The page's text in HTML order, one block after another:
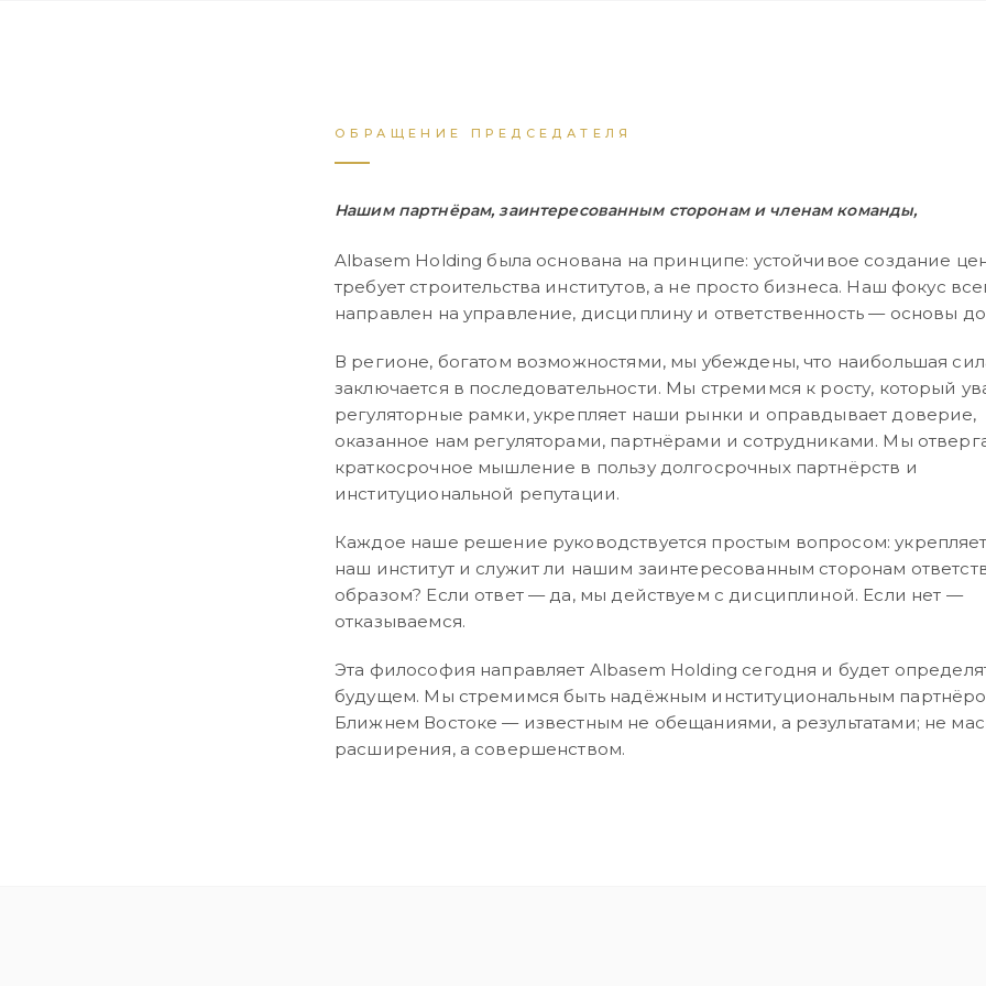
ОБРАЩЕНИЕ ПРЕДСЕДАТЕЛЯ
Нашим партнёрам, заинтересованным сторонам и членам команды,
Albasem Holding была основана на принципе: устойчивое создание
требует строительства институтов, а не просто бизнеса. Наш фокус
направлен на управление, дисциплину и ответственность — основы
В регионе, богатом возможностями, мы убеждены, что наибольшая
заключается в последовательности. Мы стремимся к росту, который
регуляторные рамки, укрепляет наши рынки и оправдывает доверие,
оказанное нам регуляторами, партнёрами и сотрудниками. Мы
краткосрочное мышление в пользу долгосрочных партнёрств и
институциональной репутации.
Каждое наше решение руководствуется простым вопросом:
наш институт и служит ли нашим заинтересованным сторонам
образом? Если ответ — да, мы действуем с дисциплиной. Если нет —
отказываемся.
Эта философия направляет Albasem Holding сегодня и будет
будущем. Мы стремимся быть надёжным институциональным
Ближнем Востоке — известным не обещаниями, а результатами; не
расширения, а совершенством.